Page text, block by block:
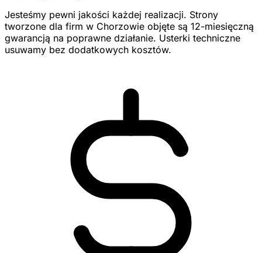
Jesteśmy pewni jakości każdej realizacji. Strony
tworzone dla firm w Chorzowie objęte są 12-miesięczną
gwarancją na poprawne działanie. Usterki techniczne
usuwamy bez dodatkowych kosztów.